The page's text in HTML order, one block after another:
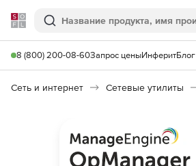
Softline
Поиск
8 (800) 200-08-60Запрос ценыИнферитБлог
Сеть и интернет Сетевые утилиты